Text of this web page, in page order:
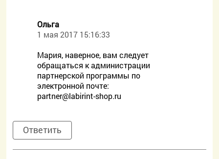
Ольга
1 мая 2017 15:16:33
Мария, наверное, вам следует
обращаться к администрации
партнерской программы по
электронной почте:
partner@labirint-shop.ru
Ответить